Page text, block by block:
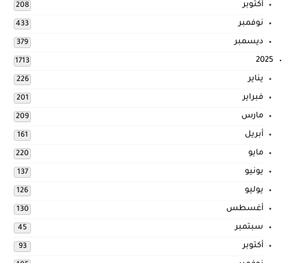
أكتوبر 208
نوفمبر 433
ديسمبر 379
2025
1713
يناير 226
فبراير 201
مارس 209
أبريل 161
مايو 220
يونيو 137
يوليو 126
أغسطس 130
سبتمبر 45
أكتوبر 93